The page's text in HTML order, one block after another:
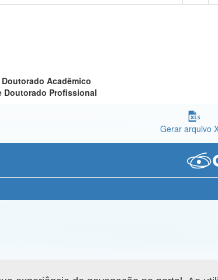
Acadêmico
Doutorado Profissional
Gerar arquivo